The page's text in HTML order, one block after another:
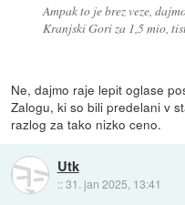
Ampak to je brez veze,
Kranjski Gori za 1,5 mio,
Ne, dajmo raje lepit oglase
Zalogu, ki so bili predelani v
razlog za tako nizko ceno.
Utk
::31. jan 2025, 13:41